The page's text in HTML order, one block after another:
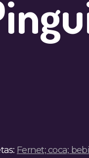
Fernet; coca;